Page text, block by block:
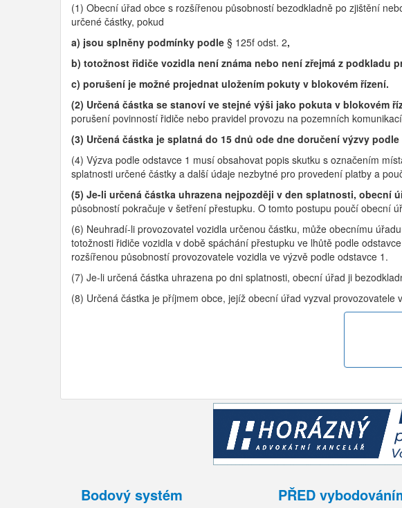
(1) Obecní úřad obce s rozšířenou působností bezodkladně po zjištění
určené částky, pokud
a) jsou splněny podmínky podle § 125f odst. 2,
b) totožnost řidiče vozidla není známa nebo není zřejmá z podkladu
c) porušení je možné projednat uložením pokuty v blokovém řízení.
(2) Určená částka se stanoví ve stejné výši jako pokuta v blokovém
porušení povinností řidiče nebo pravidel provozu na pozemních
(3) Určená částka je splatná do 15 dnů ode dne doručení výzvy podle
(4) Výzva podle odstavce 1 musí obsahovat popis skutku s označením
splatnosti určené částky a další údaje nezbytné pro provedení platby a
(5) Je-li určená částka uhrazena nejpozději v den splatnosti, obecní
působností pokračuje v šetření přestupku. O tomto postupu poučí obecní
(6) Neuhradí-li provozovatel vozidla určenou částku, může obecnímu
totožnosti řidiče vozidla v době spáchání přestupku ve lhůtě podle
rozšířenou působností provozovatele vozidla ve výzvě podle odstavce 1.
(7) Je-li určená částka uhrazena po dni splatnosti, obecní úřad ji
(8) Určená částka je příjmem obce, jejíž obecní úřad vyzval provozovatele
Bodový systém PŘED